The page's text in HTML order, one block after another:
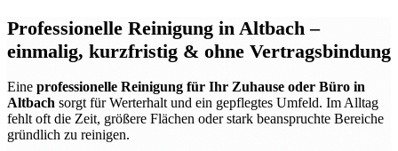
Professionelle Reinigung in Altbach–
einmalig, kurzfristig & ohne Vertragsbindung
Eine professionelle Reinigung für Ihr Zuhause oder Büro in
Altbach sorgt für Werterhalt und ein gepflegtes Umfeld. Im Alltag
fehlt oft die Zeit, größere Flächen oder stark beanspruchte Bereiche
gründlich zu reinigen.